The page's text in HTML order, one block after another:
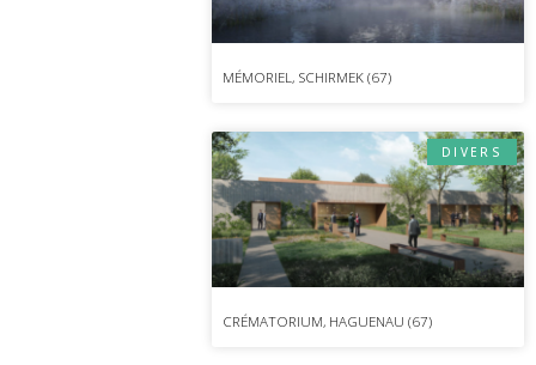
MÉMORIEL, SCHIRMEK (67)
DIVERS
CRÉMATORIUM, HAGUENAU (67)